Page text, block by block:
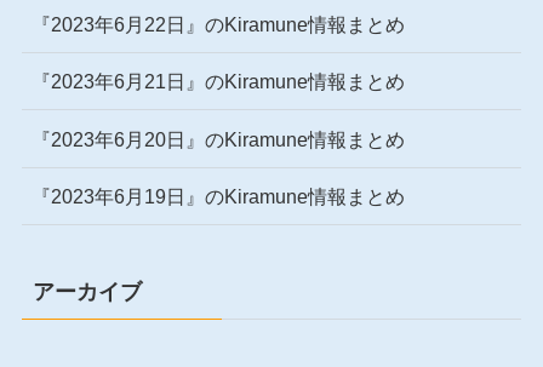
『2023年6月22日』のKiramune情報まとめ
『2023年6月21日』のKiramune情報まとめ
『2023年6月20日』のKiramune情報まとめ
『2023年6月19日』のKiramune情報まとめ
アーカイブ